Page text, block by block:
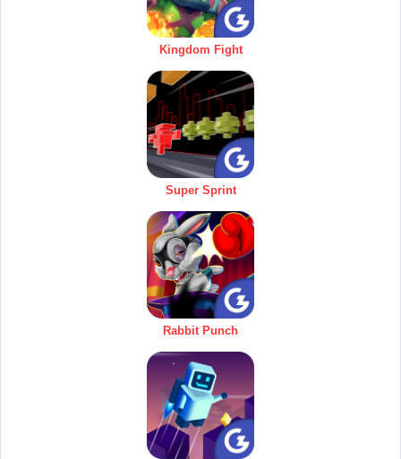
Kingdom Fight
Super Sprint
Rabbit Punch